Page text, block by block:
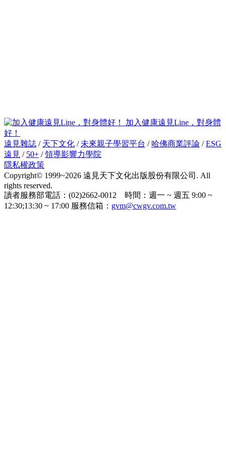
加入健康遠見Line，對身體
好！
遠見雜誌 / 天下文化 / 未來親子學習平台 / 哈佛商業評論 /ESG
遠見 / 50+ /領導影響力學院
隱私權政策
Copyright© 1999~2026 遠見天下文化出版股份有限公司. All
rights reserved.
讀者服務部電話：(02)2662-0012 時間：週一 ~ 週五 9:00 ~
12:30;13:30 ~ 17:00 服務信箱： gvm@cwgv.com.tw